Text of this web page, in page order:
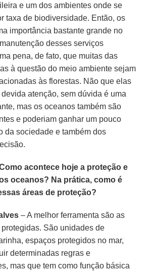
e um dos ambientes onde se
taxa de biodiversidade. Então, os
importância bastante grande no
desses serviços
pena, de fato, que muitas das
à questão do meio ambiente sejam
às florestas. Não que elas
atenção, sem dúvida é uma
mas os oceanos também são
e poderiam ganhar um pouco
da sociedade e também dos
Como acontece hoje a proteção e
oceanos? Na prática, como é
áreas de proteção?
– A melhor ferramenta são as
São unidades de
espaços protegidos no mar,
determinadas regras e
mas que tem como função básica